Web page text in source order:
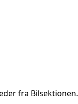
fra Bilsektionen.